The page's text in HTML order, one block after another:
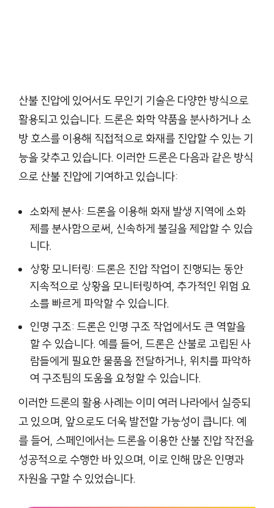
산불 진압에 있어서도 무인기 기술은 다양한 방식으로
활용되고 있습니다. 드론은 화학 약품을 분사하거나 소
방 호스를 이용해 직접적으로 화재를 진압할 수 있는 기
능을 갖추고 있습니다. 이러한 드론은 다음과 같은 방식
으로 산불 진압에 기여하고 있습니다:
소화제 분사: 드론을 이용해 화재 발생 지역에 소화
제를 분사함으로써, 신속하게 불길을 제압할 수 있습
니다.
상황 모니터링: 드론은 진압 작업이 진행되는 동안
지속적으로 상황을 모니터링하여, 추가적인 위험 요
소를 빠르게 파악할 수 있습니다.
인명 구조: 드론은 인명 구조 작업에서도 큰 역할을
할 수 있습니다. 예를 들어, 드론은 산불로 고립된 사
람들에게 필요한 물품을 전달하거나, 위치를 파악하
여 구조팀의 도움을 요청할 수 있습니다.
이러한 드론의 활용 사례는 이미 여러 나라에서 실증되
고 있으며, 앞으로도 더욱 발전할 가능성이 큽니다. 예
를 들어, 스페인에서는 드론을 이용한 산불 진압 작전을
성공적으로 수행한 바 있으며, 이로 인해 많은 인명과
자원을 구할 수 있었습니다.